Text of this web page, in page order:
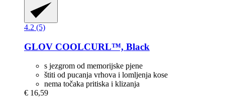
4.2 (5)
GLOV COOLCURL™, Black
s jezgrom od memorijske pjene
štiti od pucanja vrhova i lomljenja kose
nema točaka pritiska i klizanja
€ 16,59